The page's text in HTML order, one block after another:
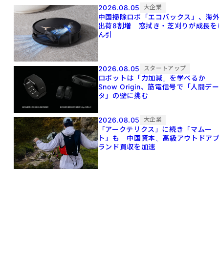
2026.08.05
大企業
中国掃除ロボ「エコバックス」、海
出荷8割増 窓拭き・芝刈りが成長を
ん引
2026.08.05 スタートアップ
ロボットは「力加減」を学べるか
Snow Origin、筋電信号で「人間デー
タ」の壁に挑む
2026.08.05 大企業
「アークテリクス」に続き「マムー
ト」も 中国資本、高級アウトドア
ランド買収を加速